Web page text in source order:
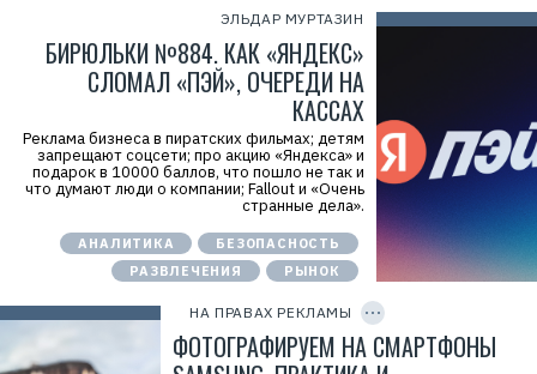
ЭЛЬДАР МУРТАЗИН
БИРЮЛЬКИ №884. КАК «ЯНДЕКС»
СЛОМАЛ «ПЭЙ», ОЧЕРЕДИ НА
КАССАХ
Реклама бизнеса в пиратских фильмах; детям
запрещают соцсети; про акцию «Яндекса» и
подарок в 10000 баллов, что пошло не так и
что думают люди о компании; Fallout и «Очень
странные дела».
АНАЛИТИКА
БЕЗОПАСНОСТЬ
РАЗВЛЕЧЕНИЯ
РЫНОК
НА ПРАВАХ РЕКЛАМЫ
2
V
g
b
g
V
е
к
л
м
д
т
е
Y
I
D
ФОТОГРАФИРУЕМ НА СМАРТФОНЫ